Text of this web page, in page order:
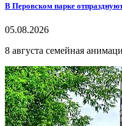
В Перовском парке
05.08.2026
8 августа семейная